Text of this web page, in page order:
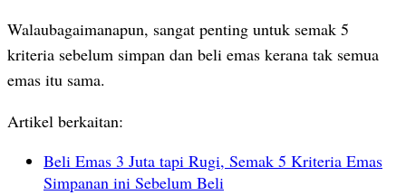
Walaubagaimanapun, sangat penting untuk semak 5
kriteria sebelum simpan dan beli emas kerana tak semua
emas itu sama.
Artikel berkaitan:
Beli Emas 3 Juta tapi Rugi, Semak 5 Kriteria Emas
Simpanan ini Sebelum Beli